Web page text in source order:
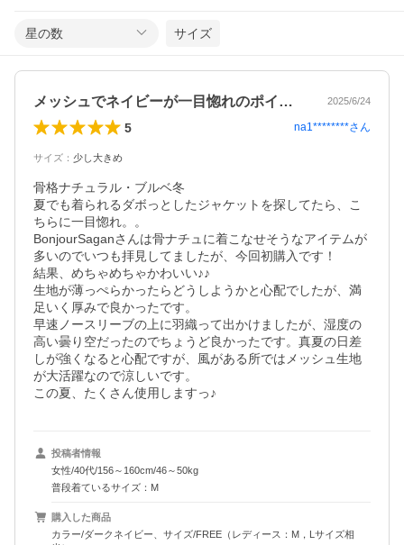
星の数 サイズ
メッシュでネイビーが一目惚れのポイント 2025/6/24
5 na1********さん
サイズ ： 少し大きめ
骨格ナチュラル・ブルベ冬
夏でも着られるダボっとしたジャケットを探してたら、こ
ちらに一目惚れ。。
BonjourSaganさんは骨ナチュに着こなせそうなアイテムが
多いのでいつも拝見してましたが、今回初購入です！
結果、めちゃめちゃかわいい♪♪
生地が薄っぺらかったらどうしようかと心配でしたが、満
足いく厚みで良かったです。
早速ノースリーブの上に羽織って出かけましたが、湿度の
高い曇り空だったのでちょうど良かったです。真夏の日差
しが強くなると心配ですが、風がある所ではメッシュ生地
が大活躍なので涼しいです。
この夏、たくさん使用しますっ♪
投稿者情報
女性/40代/156～160cm/46～50kg
普段着ているサイズ：M
購入した商品
カラー/ダークネイビー、サイズ/FREE（レディース：M，Lサイズ相